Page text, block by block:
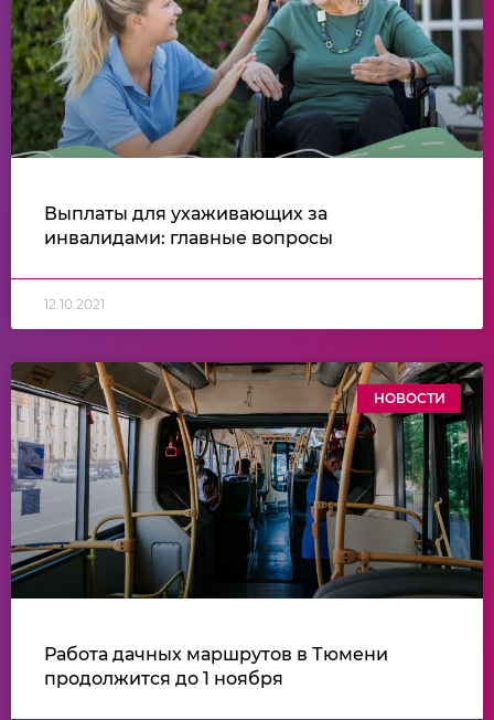
Выплаты для ухаживающих за
инвалидами: главные вопросы
12.10.2021
НОВОСТИ
Работа дачных маршрутов в Тюмени
продолжится до 1 ноября